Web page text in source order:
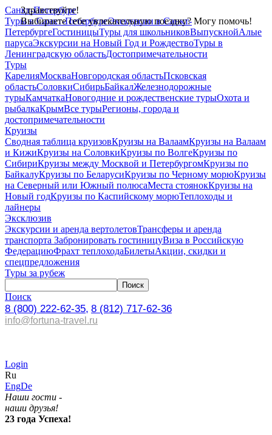
Здравствуйте!
Выбираете себе увлекательную поездку? Могу помочь!
Санкт-Петербург
Туры в Санкт-ПетербургЭкскурсии в Санкт-
ПетербургеГостиницыТуры для школьниковВыпускнойАлые
парусаЭкскурсии на Новый Год и РождествоТуры в
Ленинградскую областьДостопримечательности
Туры
КарелияМоскваНовгородская областьПсковская
областьСоловкиСибирьБайкалЖелезнодорожные
турыКамчаткаНовогодние и рождественские турыОхота и
рыбалкаКрымВсе турыРегионы, города и
достопримечательности
Круизы
Сводная таблица круизовКруизы на ВалаамКруизы на Валаам
и КижиКруизы на СоловкиКруизы по ВолгеКруизы по
СибириКруизы между Москвой и ПетербургомКруизы по
БайкалуКруизы по БеларусиКруизы по Черному морюКруизы
на Северный или Южный полюсаМеста стоянокКруизы на
Новый годКруизы по Каспийскому морюТеплоходы и
лайнеры
Эксклюзив
Экскурсии и аренда вертолетовТрансферы и аренда
транспорта Забронировать гостиницуВиза в Российскую
ФедерациюФрахт теплоходаБилетыАкции, скидки и
спецпредложения
Туры за рубеж
Поиск
8 (800) 222-62-35, 8 (812) 717-62-36
info@fortuna-travel.ru
Login
Ru
EngDe
Наши гости -
наши друзья!
23 года Успеха!